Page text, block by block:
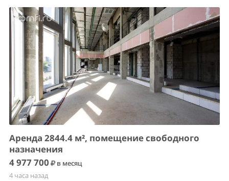
Аренда 2844.4 м², помещение свободного
назначения
4 977 700
в месяц
4 часа назад